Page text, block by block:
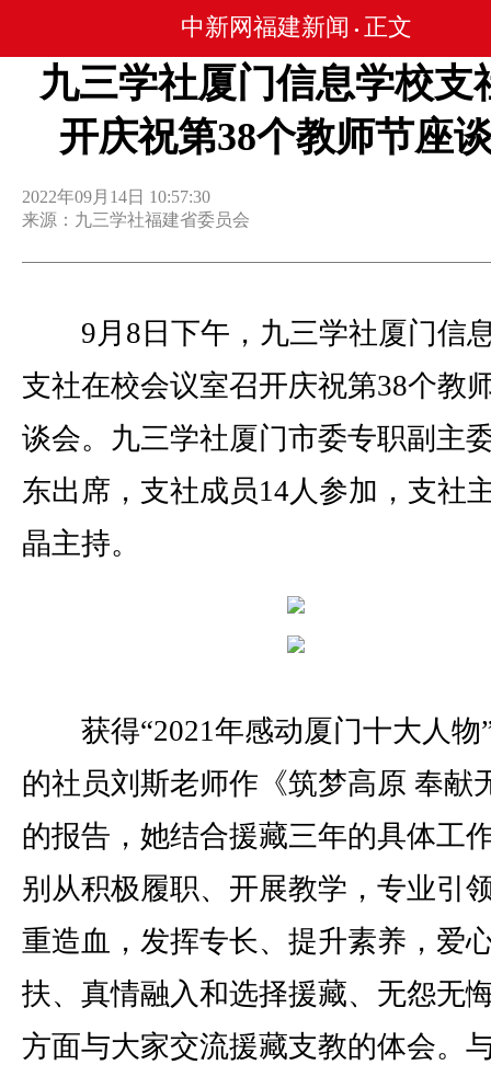
中新网福建新闻 • 正文
九三学社厦门信息学校支
开庆祝第38个教师节座
2022年09月14日 10:57:30
来源：九三学社福建省委员会
9月8日下午，九三学社厦门信
支社在校会议室召开庆祝第38个教
谈会。九三学社厦门市委专职副主
东出席，支社成员14人参加，支社
晶主持。
获得“2021年感动厦门十大人物
的社员刘斯老师作《筑梦高原 奉献
的报告，她结合援藏三年的具体工
别从积极履职、开展教学，专业引
重造血，发挥专长、提升素养，爱
扶、真情融入和选择援藏、无怨无
方面与大家交流援藏支教的体会。